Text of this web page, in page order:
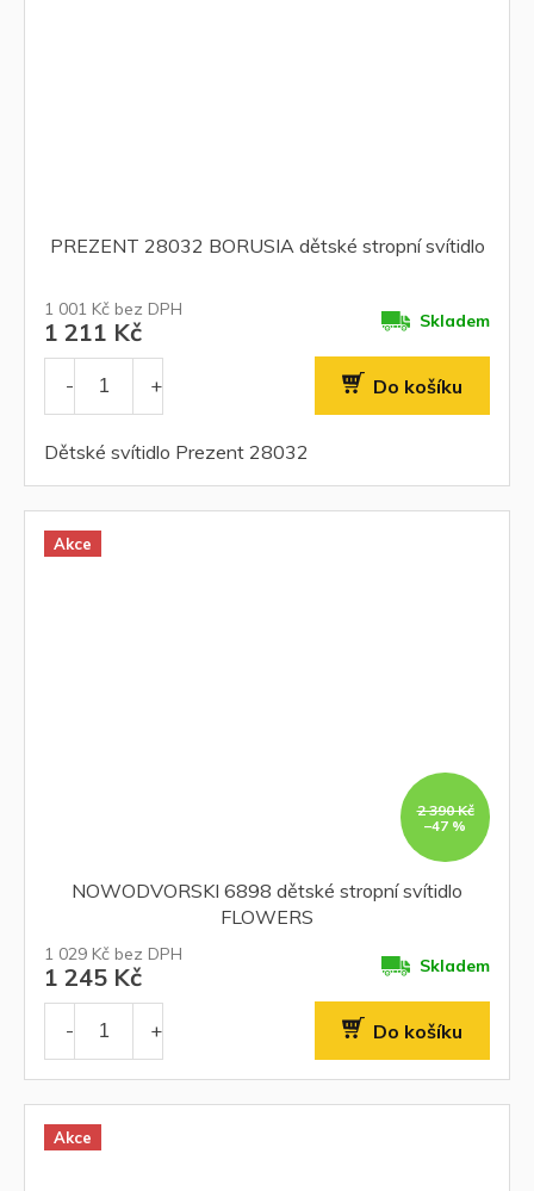
PREZENT 28032 BORUSIA dětské stropní svítidlo
1 001 Kč bez DPH
1 211 Kč Skladem
Do košíku
Dětské svítidlo Prezent 28032
Akce
2 390 Kč
–47 %
NOWODVORSKI 6898 dětské stropní svítidlo
FLOWERS
1 029 Kč bez DPH
1 245 Kč Skladem
Do košíku
Akce